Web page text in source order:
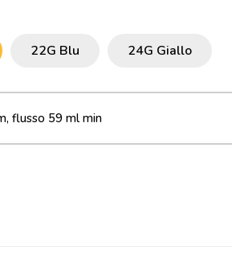
22G Blu 24G Giallo